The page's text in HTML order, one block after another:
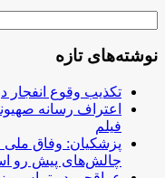
نوشته‌های تازه
تکذیب وقوع انفجار
اعتراف رسانه
فیلم
پزشکیان: وفاق ملی
چالش‌های پیش رو